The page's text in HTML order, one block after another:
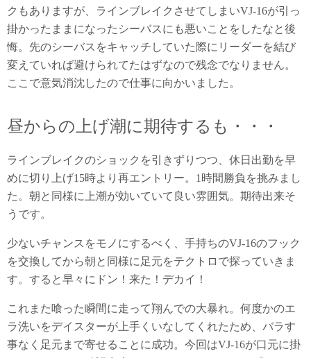
クもありますが、ラインブレイクさせてしまいVJ-16が引っ
掛かったままになったシーバスにも悪いことをしたなと後
悔。先のシーバスをキャッチしていた際にリーダーを結び
変えていれば避けられてたはずなので残念でなりません。
ここで意気消沈したので仕事に向かいました。
昼からの上げ潮に期待するも・・・
ラインブレイクのショックを引きずりつつ、休日出勤を早
めに切り上げ15時より再エントリー。1時間勝負を挑みまし
た。朝と同様に上潮が効いていて良い雰囲気。期待出来そ
うです。
少ないチャンスをモノにするべく、手持ちのVJ-16のフック
を交換してから朝と同様に足元をテクトロで探っていきま
す。すると早々にドン！来た！デカイ！
これまた喰った瞬間に走って翔んでの大暴れ。何度かのエ
ラ洗いをデイスターが上手くいなしてくれたため、バラす
事なく足元まで寄せることに成功。今回はVJ-16が口元に掛